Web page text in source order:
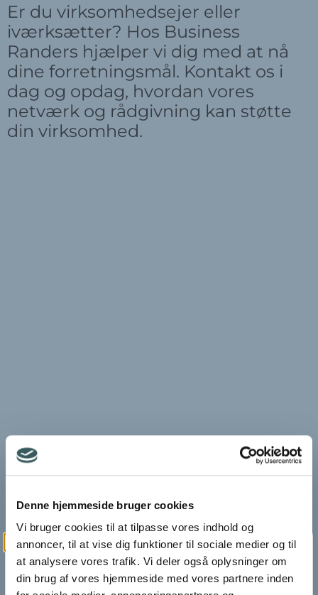
Denne hjemmeside bruger cookies
Vi bruger cookies til at tilpasse vores indhold og
annoncer, til at vise dig funktioner til sociale medier og til
at analysere vores trafik. Vi deler også oplysninger om
din brug af vores hjemmeside med vores partnere inden
Er du virksomhedsejer eller
iværksætter? Hos Business
Randers hjælper vi dig med at nå
dine forretningsmål. Kontakt os i
dag og opdag, hvordan vores
netværk og rådgivning kan støtte
din virksomhed.